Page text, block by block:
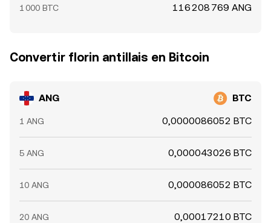
1 000 BTC 116 208 769 ANG
Convertir florin antillais en Bitcoin
ANG BTC
1 ANG 0,0000086052 BTC
5 ANG 0,000043026 BTC
10 ANG 0,000086052 BTC
20 ANG 0,00017210 BTC